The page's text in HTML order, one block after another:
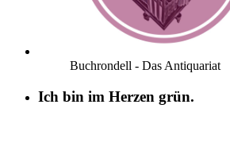
Buchrondell - Das Antiquariat
Ich bin im Herzen grün.